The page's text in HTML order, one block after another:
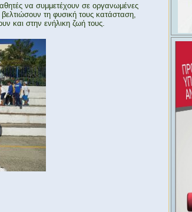
να συμμετέχουν σε οργανωμένες
βελτιώσουν τη φυσική τους κατάσταση,
και στην ενήλικη ζωή τους.